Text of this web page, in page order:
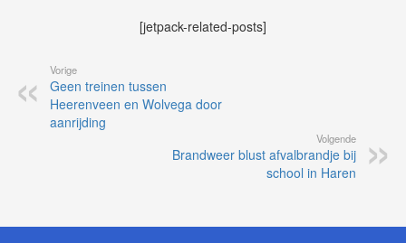
[jetpack-related-posts]
Vorige
Geen treinen tussen
Heerenveen en Wolvega door
aanrijding
Volgende
Brandweer blust afvalbrandje bij
school in Haren